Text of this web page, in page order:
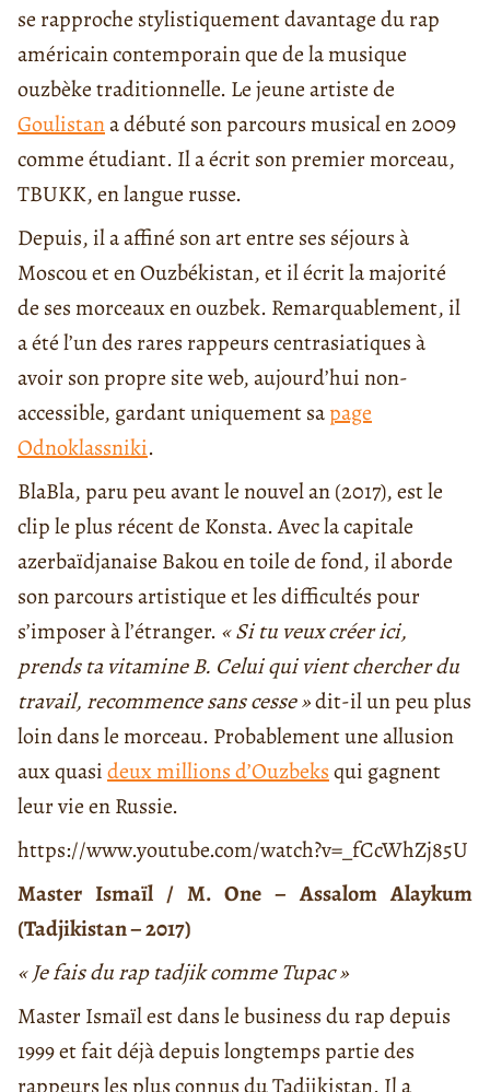
se rapproche stylistiquement davantage du rap
américain contemporain que de la musique
ouzbèke traditionnelle. Le jeune artiste de
Goulistana débuté son parcours musical en 2009
comme étudiant. Il a écrit son premier morceau,
TBUKK, en langue russe.
Depuis, il a affiné son art entre ses séjours à
Moscou et en Ouzbékistan, et il écrit la majorité
de ses morceaux en ouzbek. Remarquablement, il
a été l’un des rares rappeurs centrasiatiques à
avoir son propre site web, aujourd’hui non-
accessible, gardant uniquement sapage
Odnoklassniki.
BlaBla, paru peu avant le nouvel an (2017), est le
clip le plus récent de Konsta. Avec la capitale
azerbaïdjanaise Bakou en toile de fond, il aborde
son parcours artistique et les difficultés pour
s’imposer à l’étranger. « Si tu veux créer ici,
prends ta vitamine B. Celui qui vient chercher du
travail, recommence sans cesse »dit-il un peu plus
loin dans le morceau. Probablement une allusion
aux quasideux millions d’Ouzbeksqui gagnent
leur vie en Russie.
https://www.youtube.com/watch?v=_fCcWhZj85U
Master Ismaïl / M. One – Assalom Alaykum
(Tadjikistan – 2017)
« Je fais du rap tadjik comme Tupac »
Master Ismaïl est dans le business du rap depuis
1999 et fait déjà depuis longtemps partie des
rappeurs les plus connus du Tadjikistan. Il a